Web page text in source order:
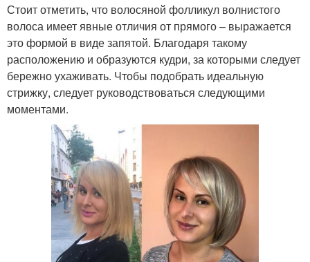
Стоит отметить, что волосяной фолликул волнистого
волоса имеет явные отличия от прямого – выражается
это формой в виде запятой. Благодаря такому
расположению и образуются кудри, за которыми следует
бережно ухаживать. Чтобы подобрать идеальную
стрижку, следует руководствоваться следующими
моментами.